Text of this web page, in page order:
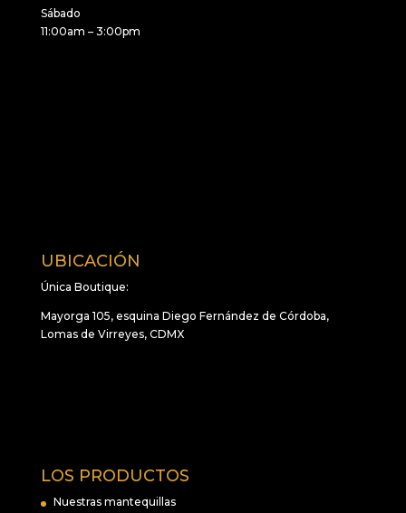
Sábado
11:00am – 3:00pm
UBICACIÓN
Única Boutique:
Mayorga 105, esquina Diego Fernández de Córdoba,
Lomas de Virreyes, CDMX
LOS PRODUCTOS
Nuestras mantequillas